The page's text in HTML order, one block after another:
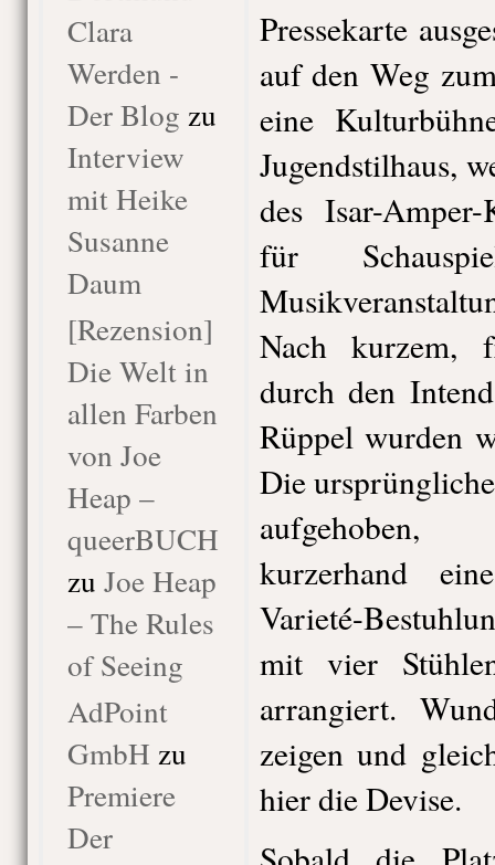
Clara
Werden -
Der Blog zu
Interview
mit Heike
Susanne
Daum
[Rezension]
Die Welt in
allen Farben
von Joe
Heap –
queerBUCH
zu Joe Heap
– The Rules
of Seeing
AdPoint
GmbH zu
Premiere
Der
Pressekarte
auf den Weg
eine
Jugendstilhaus,
des Isar-
für
Nach kurzem,
durch den
Rüppel wurden
Die
aufgehoben,
kurzerhand
Varieté-
mit vier
arrangiert.
zeigen und
hier die Devise.